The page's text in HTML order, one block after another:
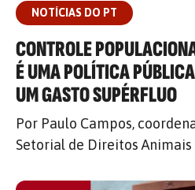
NOTÍCIAS DO PT
CONTROLE
É UMA POLÍTICA
UM GASTO SUPÉRFLUO
Por Paulo Campos,
Setorial de Direitos Animais